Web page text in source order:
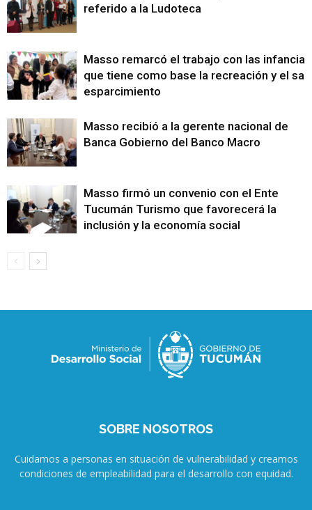
referido a la Ludoteca
Masso remarcó el trabajo con las infancias
que tiene como base la recreación y el
esparcimiento
Masso recibió a la gerente nacional de
Banca Gobierno del Banco Macro
Masso firmó un convenio con el Ente
Tucumán Turismo que favorecerá la
inclusión y la economía social
SOBRE NOSOTROS
Cuidamos a personas en situación de vulnerabilidad y creamos
condiciones de empleabilidad para el desarrollo con equidad.